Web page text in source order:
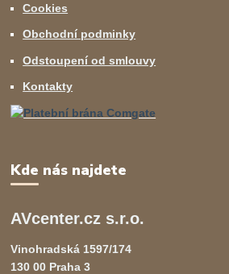
Cookies
Obchodní podminky
Odstoupení od smlouvy
Kontakty
Kde nás najdete
AVcenter.cz s.r.o.
Vinohradská 1597/174
130 00 Praha 3